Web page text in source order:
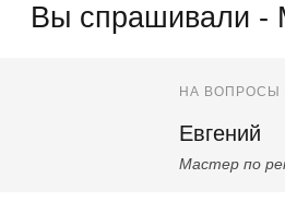
Вы спрашивали -
НА ВОПРОСЫ
Евгений
Мастер по